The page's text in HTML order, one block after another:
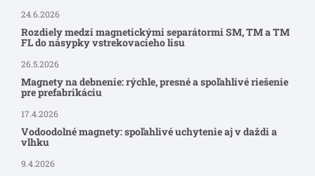
24.6.2026
Rozdiely medzi magnetickými separátormi SM, TM a TM
FL do násypky vstrekovacieho lisu
26.5.2026
Magnety na debnenie: rýchle, presné a spoľahlivé riešenie
pre prefabrikáciu
17.4.2026
Vodoodolné magnety: spoľahlivé uchytenie aj v daždi a
vlhku
9.4.2026